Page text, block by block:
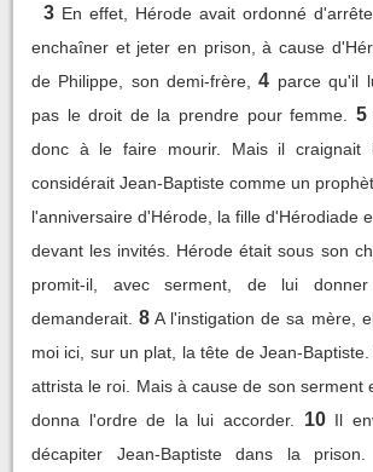
3 En effet, Hérode avait ordonné
enchaîner et jeter en prison, à cause
de Philippe, son demi-frère,
4 parce qu'il
pas le droit de la prendre pour femme.
5
donc à le faire mourir. Mais il craignait
considérait Jean-Baptiste comme un
l'anniversaire d'Hérode, la fille d'Hérodiade
devant les invités. Hérode était sous son
promit-il, avec serment, de lui
demanderait. 8 A l'instigation de sa mère,
moi ici, sur un plat, la tête de Jean-Baptiste.
attrista le roi. Mais à cause de son serment
donna l'ordre de la lui accorder.
10 Il
décapiter Jean-Baptiste dans la prison.